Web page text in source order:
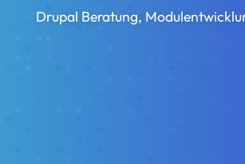
Drupal Beratung,